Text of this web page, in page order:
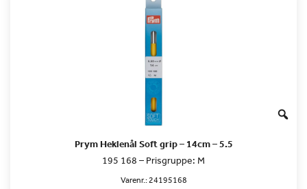
Prym Heklenål Soft grip – 14cm – 5.5
195 168 – Prisgruppe: M
Varenr.:24195168